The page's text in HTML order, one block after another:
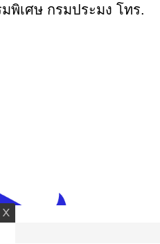
พิเศษ กรมประมง โทร.